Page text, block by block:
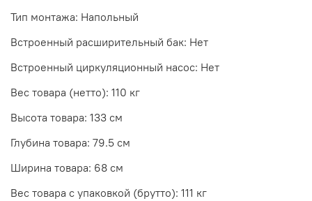
Тип монтажа: Напольный
Встроенный расширительный бак: Нет
Встроенный циркуляционный насос: Нет
Вес товара (нетто): 110 кг
Высота товара: 133 см
Глубина товара: 79.5 см
Ширина товара: 68 см
Вес товара с упаковкой (брутто): 111 кг